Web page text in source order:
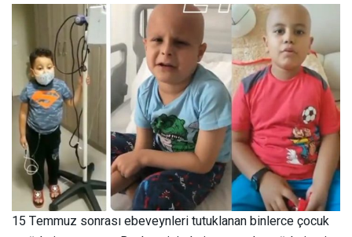
15 Temmuz sonrası ebeveynleri tutuklanan binlerce çocuk